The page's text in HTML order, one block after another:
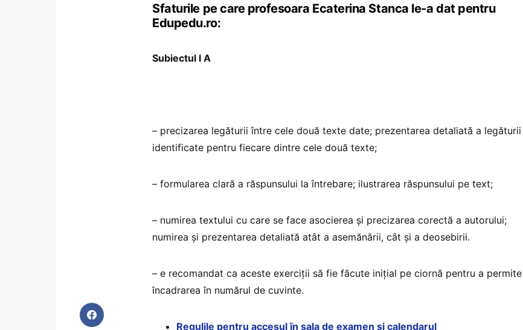
Sfaturile pe care profesoara Ecaterina Stanca le-a dat pentru
Edupedu.ro:
Subiectul I A
– precizarea legăturii între cele două texte date; prezentarea detaliată a legăturii
identificate pentru fiecare dintre cele două texte;
– formularea clară a răspunsului la întrebare; ilustrarea răspunsului pe text;
– numirea textului cu care se face asocierea și precizarea corectă a autorului;
numirea și prezentarea detaliată atât a asemănării, cât și a deosebirii.
– e recomandat ca aceste exerciții să fie făcute inițial pe ciornă pentru a permite
încadrarea în numărul de cuvinte.
Regulile pentru accesul în sala de examen și calendarul